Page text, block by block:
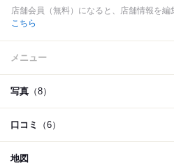
店舗会員（無料）になると、店舗情報を編
こちら
メニュー
写真 （8）
口コミ （6）
地図